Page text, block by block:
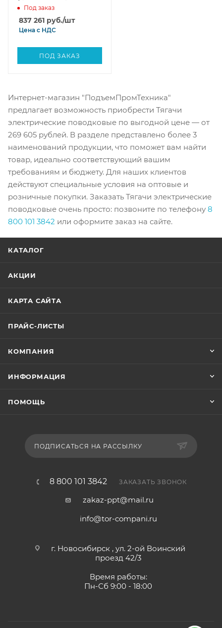
пневматические шины)
Под заказ
837 261 руб./шт
Цена с НДС
ПОД ЗАКАЗ
Интернет-магазин "ПодъемПромТехника"
предлагает возможность приобрести Тягачи
электрические поводковые по выгодной цене — от
269 605 рублей. В разделе представлено более 3
наименований продукции, что поможет вам найти
товар, идеально соответствующий вашим
требованиям и бюджету. Для наших клиентов
действуют специальные условия на оптовые и
розничные покупки. Заказать Тягачи электрические
поводковые очень просто: позвоните по телефону 8
800 101 3842 или оформите заказ на сайте.
КАТАЛОГ
АКЦИИ
КАРТА САЙТА
ПРАЙС-ЛИСТЫ
КОМПАНИЯ
ИНФОРМАЦИЯ
ПОМОЩЬ
ПОДПИСАТЬСЯ НА РАССЫЛКУ
8 800 101 3842 ЗАКАЗАТЬ ЗВОНОК
zakaz-ppt@mail.ru
info@tor-compani.ru
г. Новосибирск , ул. 2-ой Воинский
проезд 42/3
Время работы:
Пн-Сб 9:00 - 18:00